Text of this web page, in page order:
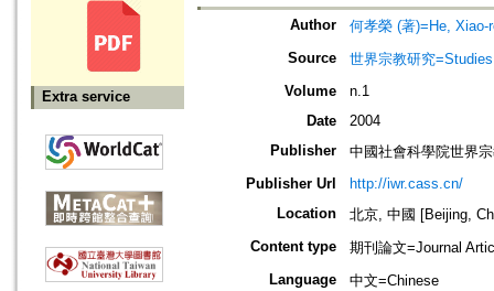
Extra service
Author
何孝榮 (著)=He, Xiao-
Source
世界宗教研究
Volume
n.1
Date
2004
Publisher
中國社會科學院世界
Publisher Url
http://iwr.cass.cn/
Location
北京, 中國 [Beijing,
Content type
期刊論文=Journal
Language
中文=Chinese